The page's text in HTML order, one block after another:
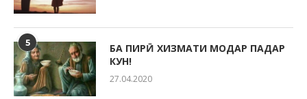
5
БА ПИРӢ ХИЗМАТИ МОДАР ПАДАР
КУН!
27.04.2020